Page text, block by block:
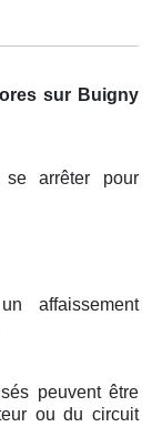
sur Buigny
se arrêter pour
affaissement
peuvent être
ou du circuit